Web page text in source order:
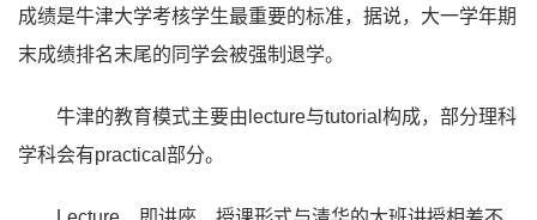
成绩是牛津大学考核学生最重要的标准，据说，大一学年期
末成绩排名末尾的同学会被强制退学。
牛津的教育模式主要由lecture与tutorial构成，部分理科
学科会有practical部分。